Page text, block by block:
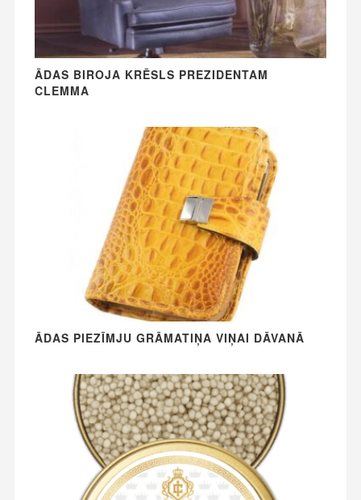
ĀDAS BIROJA KRĒSLS PREZIDENTAM
CLEMMA
ĀDAS PIEZĪMJU GRĀMATIŅA VIŅAI DĀVANĀ